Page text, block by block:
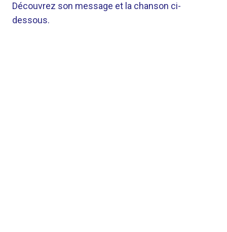
Découvrez son message et la chanson ci-
dessous.